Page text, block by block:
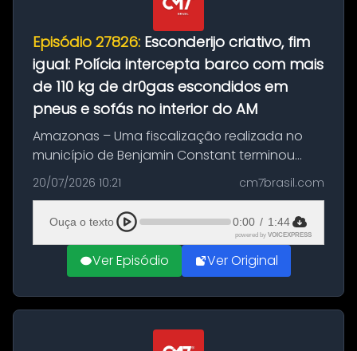
Episódio 27826: Esconderijo criativo, fim
igual: Polícia intercepta barco com mais
de 110 kg de dr0gas escondidos em
pneus e sofás no interior do AM
Amazonas – Uma fiscalização realizada no
município de Benjamin Constant terminou
com a apreensão de aproximadamente 115
quilos de entorpecentes em uma
embarcação atracada no porto da cidade. O
materia...
20/07/2026 10:21 cm7brasil.com
Ouça o texto 0:00 / 1:44
powered by VOICEXPRESS
Ver Episódio Ver Original